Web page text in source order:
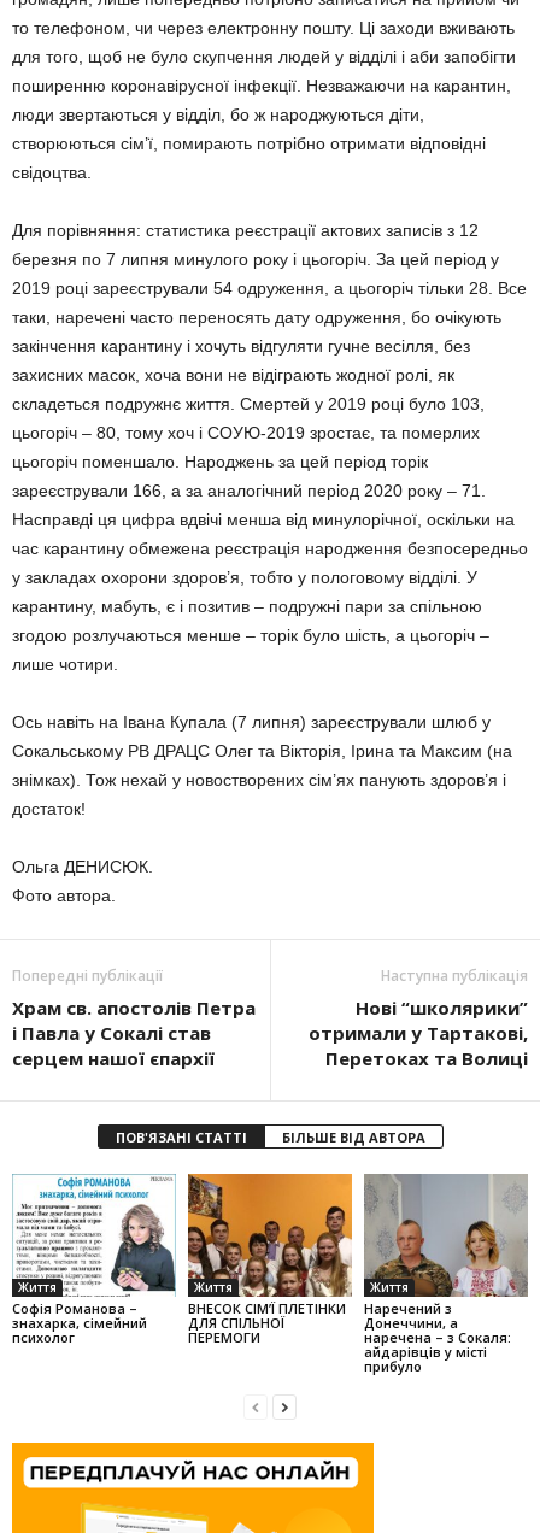
то телефоном, чи через електронну пошту. Ці заходи вживають
для того, щоб не було скупчення людей у відділі і аби запобігти
поширенню коронавірусної інфекції. Незважаючи на карантин,
люди звертаються у відділ, бо ж народжуються діти,
створюються сім’ї, помирають потрібно отримати відповідні
свідоцтва.
Для порівняння: статистика реєстрації актових записів з 12
березня по 7 липня минулого року і цьогоріч. За цей період у
2019 році зареєстрували 54 одруження, а цьогоріч тільки 28. Все
таки, наречені часто переносять дату одруження, бо очікують
закінчення карантину і хочуть відгуляти гучне весілля, без
захисних масок, хоча вони не відіграють жодної ролі, як
складеться подружнє життя. Смертей у 2019 році було 103,
цьогоріч – 80, тому хоч і СОУЮ-2019 зростає, та померлих
цьогоріч поменшало. Народжень за цей період торік
зареєстрували 166, а за аналогічний період 2020 року – 71.
Насправді ця цифра вдвічі менша від минулорічної, оскільки на
час карантину обмежена реєстрація народження безпосередньо
у закладах охорони здоров’я, тобто у пологовому відділі. У
карантину, мабуть, є і позитив – подружні пари за спільною
згодою розлучаються менше – торік було шість, а цьогоріч –
лише чотири.
Ось навіть на Івана Купала (7 липня) зареєстрували шлюб у
Сокальському РВ ДРАЦС Олег та Вікторія, Ірина та Максим (на
знімках). Тож нехай у новостворених сім’ях панують здоров’я і
достаток!
Ольга ДЕНИСЮК.
Фото автора.
Попередні публікації
Храм св. апостолів Петра
і Павла у Сокалі став
серцем нашої єпархії
Наступна публікація
Нові “школярики”
отримали у Тартакові,
Перетоках та Волиці
ПОВ'ЯЗАНІ СТАТТІ БІЛЬШЕ ВІД АВТОРА
Життя
Софія Романова –
знахарка, сімейний
психолог
Життя
ВНЕСОК СІМ’Ї ПЛЕТІНКИ
ДЛЯ СПІЛЬНОЇ
ПЕРЕМОГИ
Життя
Наречений з
Донеччини, а
наречена – з Сокаля:
айдарівців у місті
прибуло